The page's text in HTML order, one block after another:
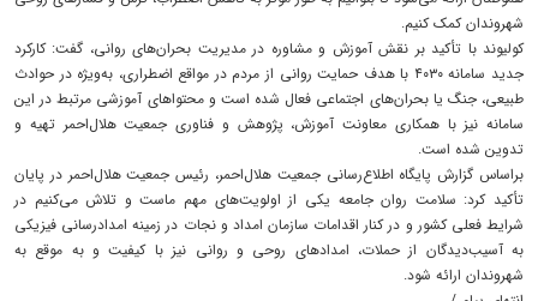
شهروندان کمک کنیم.
کولیوند با تأکید بر نقش آموزش و مشاوره در مدیریت بحران‌های روانی، گفت: کارکرد
جدید سامانه‌ ۴۰۳۰ با هدف حمایت روانی از مردم در مواقع اضطراری، به‌ویژه در حوادث
طبیعی، جنگ یا بحران‌های اجتماعی فعال شده‌ است و محتواهای آموزشی مرتبط در این
سامانه نیز با همکاری معاونت آموزش، پژوهش و فناوری جمعیت هلال‌احمر تهیه و
تدوین شده است.
براساس گزارش پایگاه اطلاع‌رسانی جمعیت هلال‌احمر، رئیس جمعیت هلال‌احمر در پایان
تأکید کرد: سلامت روان جامعه یکی از اولویت‌های مهم ماست و تلاش می‌کنیم در
شرایط فعلی کشور و در کنار اقدامات سازمان امداد و نجات در زمینه امدادرسانی فیزیکی
به آسیب‌دیدگان از حملات، امدادهای روحی و روانی نیز با کیفیت و به موقع به
شهروندان ارائه شود.